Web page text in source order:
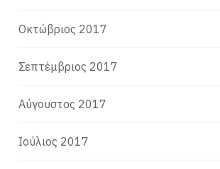
Οκτώβριος 2017
Σεπτέμβριος 2017
Αύγουστος 2017
Ιούλιος 2017